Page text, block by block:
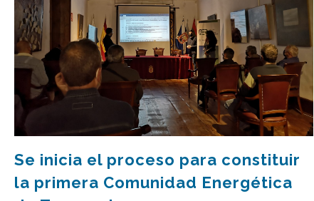
Se inicia el proceso para constituir
la primera Comunidad Energética